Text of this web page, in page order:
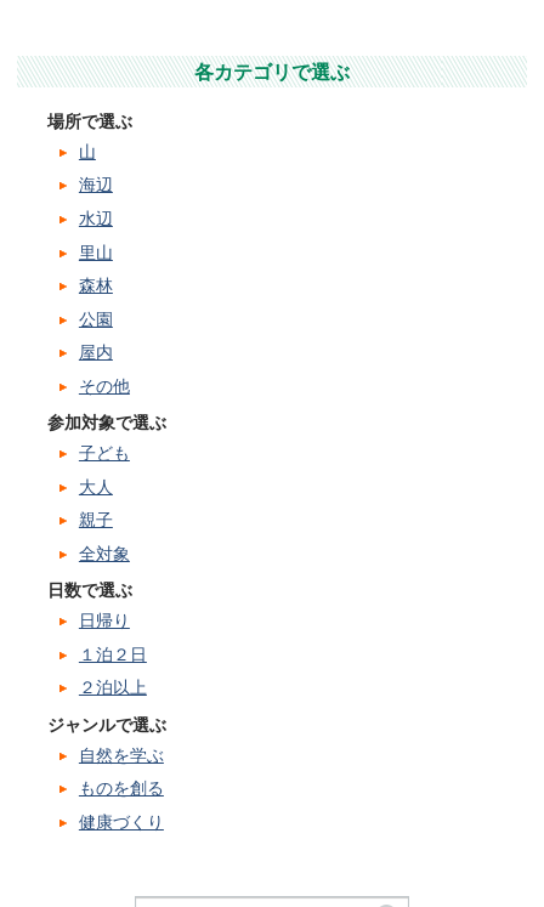
各カテゴリで選ぶ
場所で選ぶ
山
海辺
水辺
里山
森林
公園
屋内
その他
参加対象で選ぶ
子ども
大人
親子
全対象
日数で選ぶ
日帰り
１泊２日
２泊以上
ジャンルで選ぶ
自然を学ぶ
ものを創る
健康づくり